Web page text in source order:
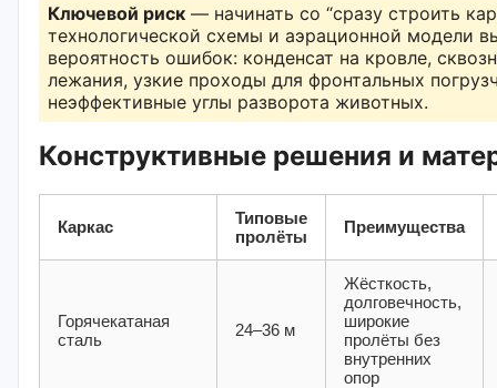
Ключевой риск — начинать со “сразу строить
технологической схемы и аэрационной модели
вероятность ошибок: конденсат на кровле,
лежания, узкие проходы для фронтальных
неэффективные углы разворота животных.
Конструктивные решения и
Каркас
Типовые
пролёты
Преимущества
Горячекатаная
сталь
24–36 м
Жёсткость,
долговечность,
широкие
пролёты без
внутренних
опор